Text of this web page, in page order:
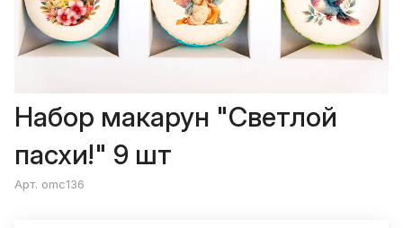
Набор макарун "Светлой
пасхи!" 9 шт
Арт. omc136